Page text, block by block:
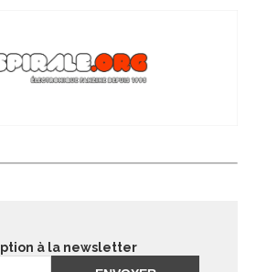
à la newsletter